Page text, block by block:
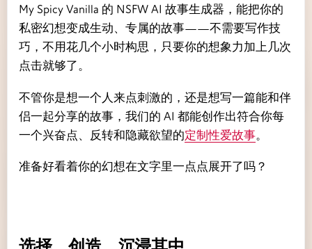
My Spicy Vanilla 的 NSFW AI 故事生成器，能把你的
私密幻想变成生动、专属的故事——不需要写作技
巧，不用花几个小时构思，只要你的想象力加上几次
点击就够了。
不管你是想一个人来点刺激的，还是想写一篇能和伴
侣一起分享的故事，我们的 AI 都能创作出符合你每
一个兴奋点、反转和隐藏欲望的定制性爱故事。
准备好看着你的幻想在文字里一点点展开了吗？